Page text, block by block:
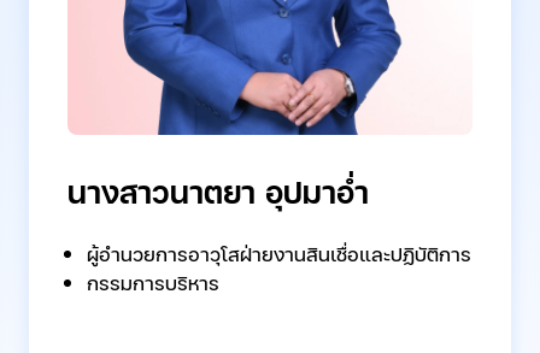
นางสาวนาตยา อุปมาอ่ำ
ผู้อำนวยการอาวุโสฝ่ายงานสินเชื่อและปฏิบัติการ
กรรมการบริหาร